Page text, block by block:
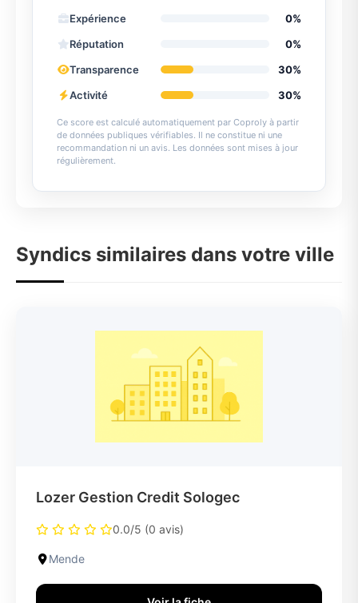
Expérience
0%
Réputation
0%
Transparence
30%
Activité
30%
Ce score est calculé automatiquement par Coproly à partir
de données publiques vérifiables. Il ne constitue ni une
recommandation ni un avis. Les données sont mises à jour
régulièrement.
Syndics similaires dans votre ville
Lozer Gestion Credit Sologec
0.0/5 (0 avis)
Mende